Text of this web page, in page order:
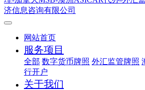
网站首页
服务项目
全部 数字货币牌照 外汇监管牌照
行开户
关于我们